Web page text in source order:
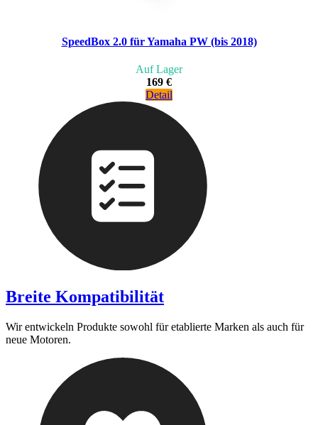
SpeedBox 2.0 für Yamaha PW (bis 2018)
Auf Lager
169 €
Detail
Breite Kompatibilität
Wir entwickeln Produkte sowohl für etablierte Marken als auch für
neue Motoren.